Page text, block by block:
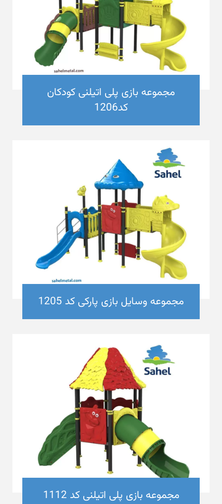
مجموعه بازی پلی اتیلنی کودکان
مجموعه وسایل بازی پارکی کد 1205
مجموعه بازی پلی اتیلنی کد 1112